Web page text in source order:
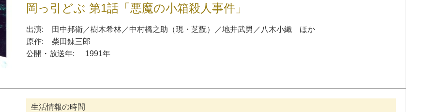
岡っ引どぶ 第1話「悪魔の小箱殺人事件」
出演: 田中邦衛 ／樹木希林 ／中村橋之助 （現・芝翫） ／地井武男 ／ 八木小織 ほか
原作:
柴田錬三郎
公開・放送年:
1991年
生活情報の時間